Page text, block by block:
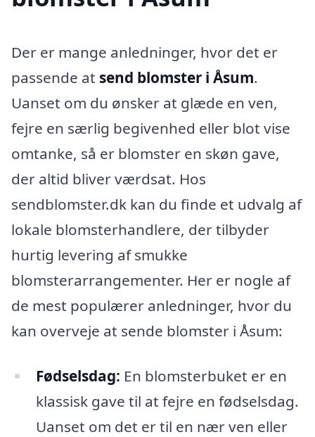
Der er mange anledninger, hvor det er
passende at send blomster i Åsum.
Uanset om du ønsker at glæde en ven,
fejre en særlig begivenhed eller blot vise
omtanke, så er blomster en skøn gave,
der altid bliver værdsat. Hos
sendblomster.dk kan du finde et udvalg af
lokale blomsterhandlere, der tilbyder
hurtig levering af smukke
blomsterarrangementer. Her er nogle af
de mest populærer anledninger, hvor du
kan overveje at sende blomster i Åsum:
Fødselsdag: En blomsterbuket er en
klassisk gave til at fejre en fødselsdag.
Uanset om det er til en nær ven eller